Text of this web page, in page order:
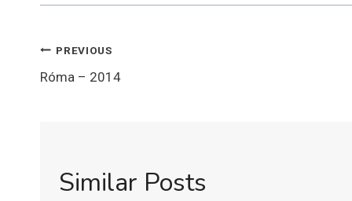
Bejegyzés
navigáció
PREVIOUS
Róma – 2014
Similar Posts